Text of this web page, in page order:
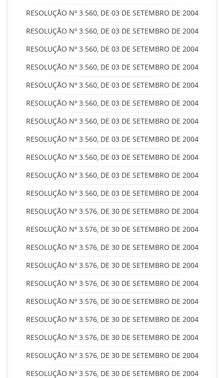
RESOLUÇÃO Nº 3.560, DE 03 DE SETEMBRO DE 2004
RESOLUÇÃO Nº 3.560, DE 03 DE SETEMBRO DE 2004
RESOLUÇÃO Nº 3.560, DE 03 DE SETEMBRO DE 2004
RESOLUÇÃO Nº 3.560, DE 03 DE SETEMBRO DE 2004
RESOLUÇÃO Nº 3.560, DE 03 DE SETEMBRO DE 2004
RESOLUÇÃO Nº 3.560, DE 03 DE SETEMBRO DE 2004
RESOLUÇÃO Nº 3.560, DE 03 DE SETEMBRO DE 2004
RESOLUÇÃO Nº 3.560, DE 03 DE SETEMBRO DE 2004
RESOLUÇÃO Nº 3.560, DE 03 DE SETEMBRO DE 2004
RESOLUÇÃO Nº 3.560, DE 03 DE SETEMBRO DE 2004
RESOLUÇÃO Nº 3.560, DE 03 DE SETEMBRO DE 2004
RESOLUÇÃO Nº 3.576, DE 30 DE SETEMBRO DE 2004
RESOLUÇÃO Nº 3.576, DE 30 DE SETEMBRO DE 2004
RESOLUÇÃO Nº 3.576, DE 30 DE SETEMBRO DE 2004
RESOLUÇÃO Nº 3.576, DE 30 DE SETEMBRO DE 2004
RESOLUÇÃO Nº 3.576, DE 30 DE SETEMBRO DE 2004
RESOLUÇÃO Nº 3.576, DE 30 DE SETEMBRO DE 2004
RESOLUÇÃO Nº 3.576, DE 30 DE SETEMBRO DE 2004
RESOLUÇÃO Nº 3.576, DE 30 DE SETEMBRO DE 2004
RESOLUÇÃO Nº 3.576, DE 30 DE SETEMBRO DE 2004
RESOLUÇÃO Nº 3.576, DE 30 DE SETEMBRO DE 2004